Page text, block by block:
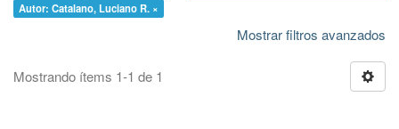
Autor: Catalano, Luciano R. ×
Mostrar filtros avanzados
Mostrando ítems 1-1 de 1